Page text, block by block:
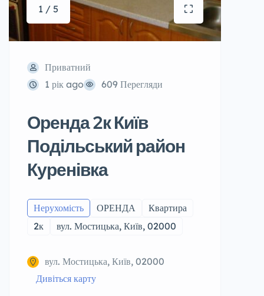
1 / 5
Приватний
1 рік ago
609 Перегляди
Оренда 2к Київ
Подільський район
Куренівка
Нерухомість ОРЕНДА
Квартира
2к
вул. Мостицька, Київ, 02000
вул. Мостицька, Київ, 02000
Дивіться карту